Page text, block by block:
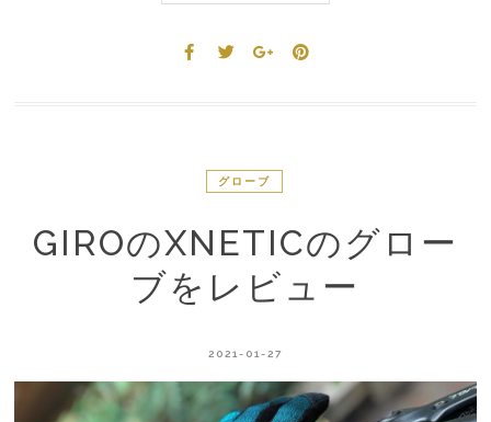
グローブ
GIROのXNETICのグロー
ブをレビュー
2021-01-27